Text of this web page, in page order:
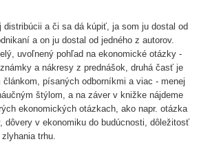
distribúcii a či sa dá kúpiť, ja som ju dostal od
a on ju dostal od jedného z autorov.
uvoľnený pohľad na ekonomické otázky -
a nákresy z prednášok, druhá časť je
písaných odborníkmi a viac - menej
štýlom, a na záver v knižke nájdeme
ekonomických otázkach, ako napr. otázka
dôvery v ekonomiku do budúcnosti, dôležitosť
trhu.